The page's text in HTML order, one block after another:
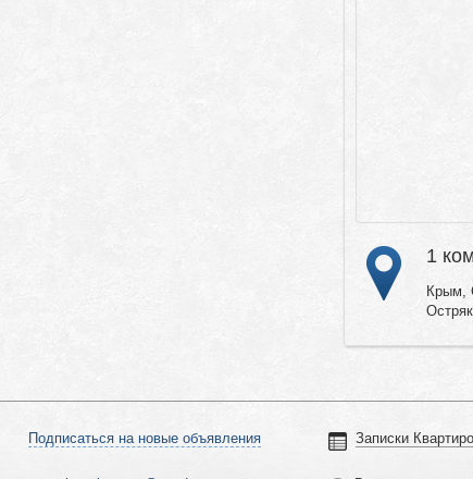
1
Крым,
Подписаться на новые объявления Записки Квартиро